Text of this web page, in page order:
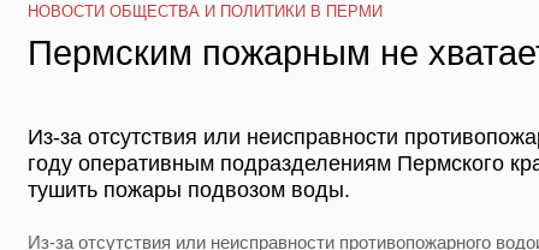
НОВОСТИ ОБЩЕСТВА И ПОЛИТИКИ В ПЕРМИ
Пермским пожарным не
Из-за отсутствия или неисправности
году оперативным подразделениям Пермского
тушить пожары подвозом воды.
Из-за отсутствия или неисправности противопожарного